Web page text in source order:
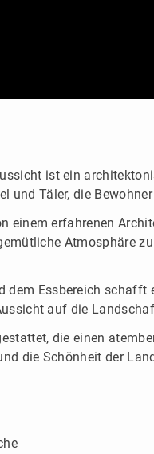
ist ein
Täler, die
einem erfahrenen
Atmosphäre
dem Essbereich
auf die
die einen
die Schönheit der